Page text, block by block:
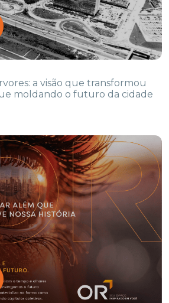
a visão que transformou
moldando o futuro da cidade